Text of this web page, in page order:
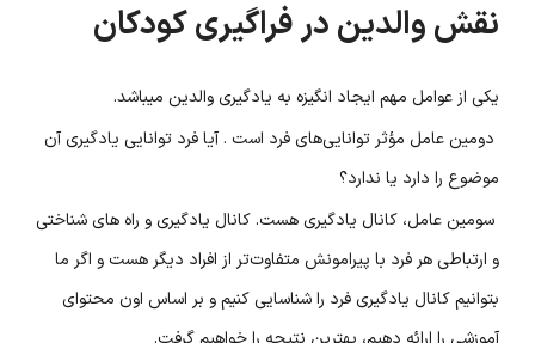
نقش والدین در فراگیری کودکان
یکی از عوامل مهم ایجاد انگیزه به یادگیری والدین میباشد.
دومین عامل مؤثر توانایی‌های فرد است . آیا فرد توانایی یادگیری آن
موضوع را دارد یا ندارد؟
سومین عامل، کانال یادگیری هست. کانال یادگیری و راه های شناختی
و ارتباطی هر فرد با پیرامونش متفاوت‌تر از افراد دیگر هست و اگر ما
بتوانیم کانال یادگیری فرد را شناسایی کنیم و بر اساس اون محتوای